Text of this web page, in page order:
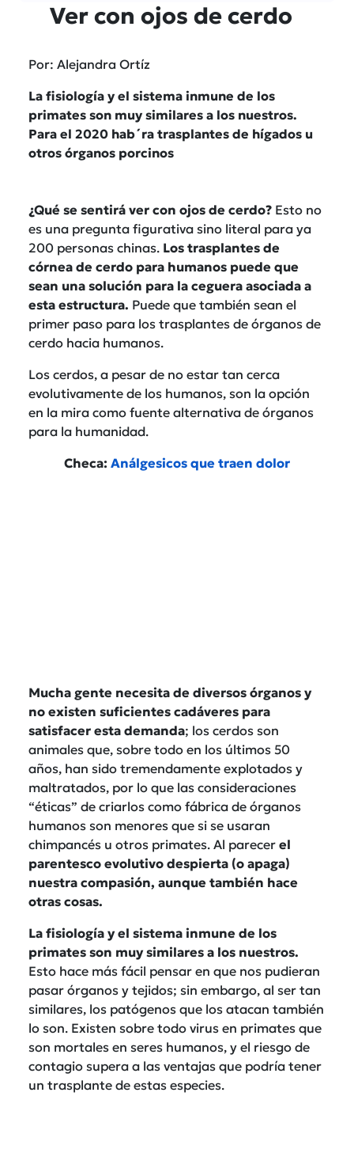
Ver con ojos de cerdo
Por: Alejandra Ortíz
La fisiología y el sistema inmune de los
primates son muy similares a los nuestros.
Para el 2020 hab´ra trasplantes de hígados u
otros órganos porcinos
¿Qué se sentirá ver con ojos de cerdo? Esto no
es una pregunta figurativa sino literal para ya
200 personas chinas. Los trasplantes de
córnea de cerdo para humanos puede que
sean una solución para la ceguera asociada a
esta estructura. Puede que también sean el
primer paso para los trasplantes de órganos de
cerdo hacia humanos.
Los cerdos, a pesar de no estar tan cerca
evolutivamente de los humanos, son la opción
en la mira como fuente alternativa de órganos
para la humanidad.
Checa: Análgesicos que traen dolor
Mucha gente necesita de diversos órganos y
no existen suficientes cadáveres para
satisfacer esta demanda; los cerdos son
animales que, sobre todo en los últimos 50
años, han sido tremendamente explotados y
maltratados, por lo que las consideraciones
“éticas” de criarlos como fábrica de órganos
humanos son menores que si se usaran
chimpancés u otros primates. Al parecer el
parentesco evolutivo despierta (o apaga)
nuestra compasión, aunque también hace
otras cosas.
La fisiología y el sistema inmune de los
primates son muy similares a los nuestros.
Esto hace más fácil pensar en que nos pudieran
pasar órganos y tejidos; sin embargo, al ser tan
similares, los patógenos que los atacan también
lo son. Existen sobre todo virus en primates que
son mortales en seres humanos, y el riesgo de
contagio supera a las ventajas que podría tener
un trasplante de estas especies.